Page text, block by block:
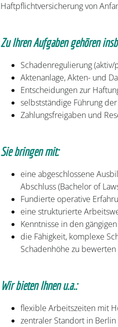
Haftpflichtversicherung von
Zu Ihren Aufgaben gehören
Schadenregulierung
Aktenanlage, Akten- und
Entscheidungen zur
selbstständige Führung
Zahlungsfreigaben und
Sie bringen mit:
eine abgeschlossene
Abschluss (Bachelor of
Fundierte operative
eine strukturierte
Kenntnisse in den
die Fähigkeit, komplexe
Schadenhöhe zu bewerten
Wir bieten Ihnen u.a.:
flexible Arbeitszeiten mit
zentraler Standort in Berlin